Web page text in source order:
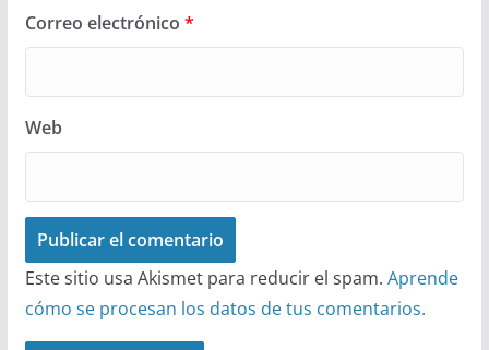
Correo electrónico *
Web
Este sitio usa Akismet para reducir el spam. Aprende
cómo se procesan los datos de tus comentarios.